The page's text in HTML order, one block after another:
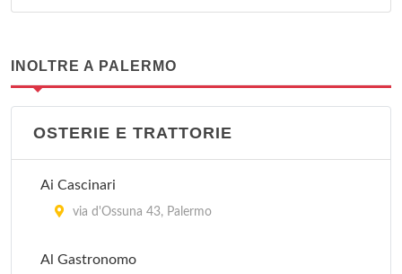
INOLTRE A PALERMO
OSTERIE E TRATTORIE
Ai Cascinari
via d'Ossuna 43, Palermo
Al Gastronomo